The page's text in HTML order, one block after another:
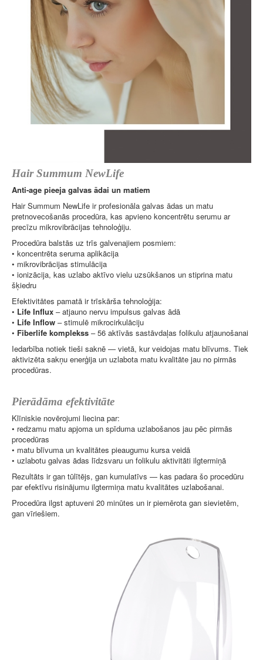
Hair Summum NewLife
Anti-age pieeja galvas ādai un matiem
Hair Summum NewLife ir profesionāla galvas ādas un matu
pretnovecošanās procedūra, kas apvieno koncentrētu serumu ar
precīzu mikrovibrācijas tehnoloģiju.
Procedūra balstās uz trīs galvenajiem posmiem:
• koncentrēta seruma aplikācija
• mikrovibrācijas stimulācija
• ionizācija, kas uzlabo aktīvo vielu uzsūkšanos un stiprina matu
šķiedru
Efektivitātes pamatā ir trīskārša tehnoloģija:
• Life Influx – atjauno nervu impulsus galvas ādā
• Life Inflow – stimulē mikrocirkulāciju
• Fiberlife komplekss – 56 aktīvās sastāvdaļas folikulu atjaunošanai
Iedarbība notiek tieši saknē — vietā, kur veidojas matu blīvums. Tiek
aktivizēta sakņu enerģija un uzlabota matu kvalitāte jau no pirmās
procedūras.
Pierādāma efektivitāte
Klīniskie novērojumi liecina par:
• redzamu matu apjoma un spīduma uzlabošanos jau pēc pirmās
procedūras
• matu blīvuma un kvalitātes pieaugumu kursa veidā
• uzlabotu galvas ādas līdzsvaru un folikulu aktivitāti ilgtermiņā
Rezultāts ir gan tūlītējs, gan kumulatīvs — kas padara šo procedūru
par efektīvu risinājumu ilgtermiņa matu kvalitātes uzlabošanai.
Procedūra ilgst aptuveni 20 minūtes un ir piemērota gan sievietēm,
gan vīriešiem.